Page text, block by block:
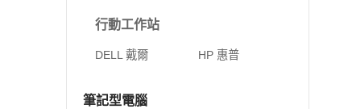
行動工作站
DELL 戴爾 HP 惠普
筆記型電腦